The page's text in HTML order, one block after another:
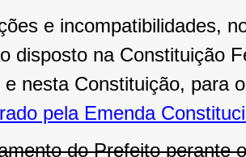
e incompatibilidades,
disposto na Constituição
e nesta Constituição, para
pela Emenda
do Prefeito perante